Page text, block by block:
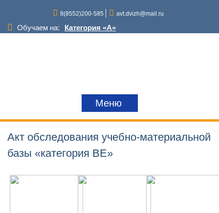
содержимому
8(8552)200-585 avt.dvizh@mail.ru
Обучаем на:
Категория «A»
Меню
Акт обследования учебно-материальной
базы «категория ВЕ»